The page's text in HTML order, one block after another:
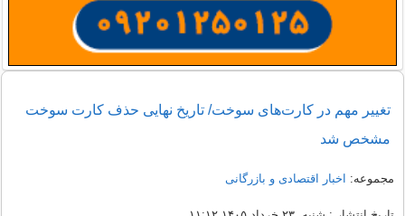
تغییر مهم در کارت‌های سوخت/ تاریخ نهایی حذف کارت سوخت
مشخص شد
مجموعه: اخبار اقتصادی و بازرگانی